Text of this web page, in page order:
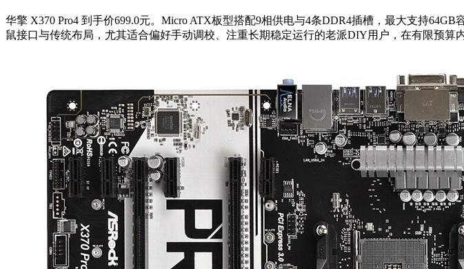
华擎 X370 Pro4 到手价699.0元。Micro ATX板型搭配9相供电与4条DDR4插槽，最大支持
鼠接口与传统布局，尤其适合偏好手动调校、注重长期稳定运行的老派DIY用户，在有限预算